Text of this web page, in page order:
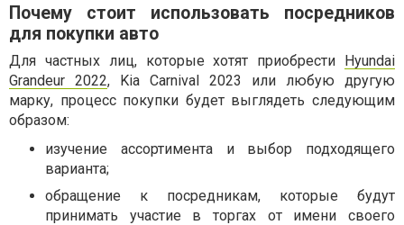
Почему стоит использовать посредников
для покупки авто
Для частных лиц, которые хотят приобрести Hyundai
Grandeur 2022, Kia Carnival 2023 или любую другую
марку, процесс покупки будет выглядеть следующим
образом:
изучение ассортимента и выбор подходящего
варианта;
обращение к посредникам, которые будут
принимать участие в торгах от имени своего